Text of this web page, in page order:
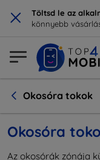
× Töltsd le az
könnyebb
Okosóra tokok
Okosóra
Az okosórák zónája